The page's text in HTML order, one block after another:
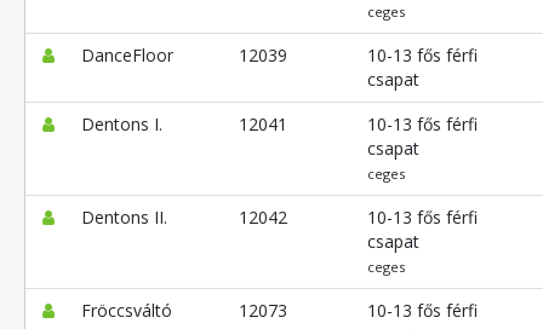
ceges
DanceFloor 12039
10-13 fős férfi
csapat
Dentons I.
12041
10-13 fős férfi
csapat
ceges
Dentons II. 12042
10-13 fős férfi
csapat
ceges
Fröccsváltó 12073
10-13 fős férfi